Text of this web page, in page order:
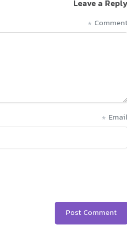
Leave a Reply
Comment
*
Email
*